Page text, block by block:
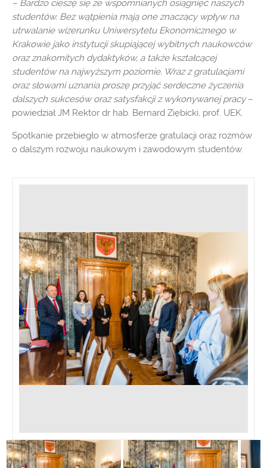
– Bardzo cieszę się ze wspomnianych osiągnięć naszych
studentów. Bez wątpienia mają one znaczący wpływ na
utrwalanie wizerunku Uniwersytetu Ekonomicznego w
Krakowie jako instytucji skupiającej wybitnych naukowców
oraz znakomitych dydaktyków, a także kształcącej
studentów na najwyższym poziomie. Wraz z gratulacjami
oraz słowami uznania proszę przyjąć serdeczne życzenia
dalszych sukcesów oraz satysfakcji z wykonywanej pracy–
powiedział JM Rektor dr hab. Bernard Ziębicki, prof. UEK.
Spotkanie przebiegło w atmosferze gratulacji oraz rozmów
o dalszym rozwoju naukowym i zawodowym studentów.